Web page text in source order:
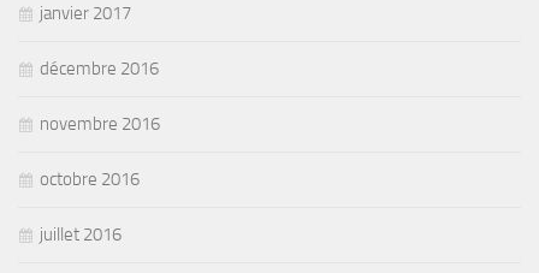
janvier 2017
décembre 2016
novembre 2016
octobre 2016
juillet 2016